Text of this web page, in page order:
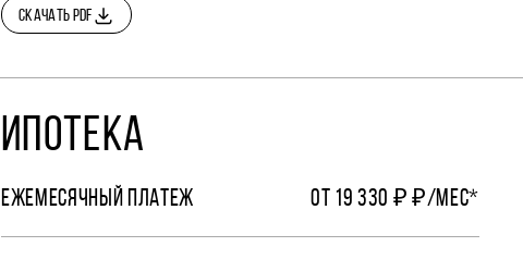
СКАЧАТЬ PDF
ИПОТЕКА
ЕЖЕМЕСЯЧНЫЙ ПЛАТЕЖ ОТ 19 330 ₽ ₽/МЕС*